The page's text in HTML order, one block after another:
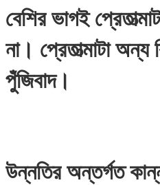
বেশির ভাগই
না। প্রেতাত্মাটা অন্য
পুঁজিবাদ।
উন্নতির অন্তর্গত